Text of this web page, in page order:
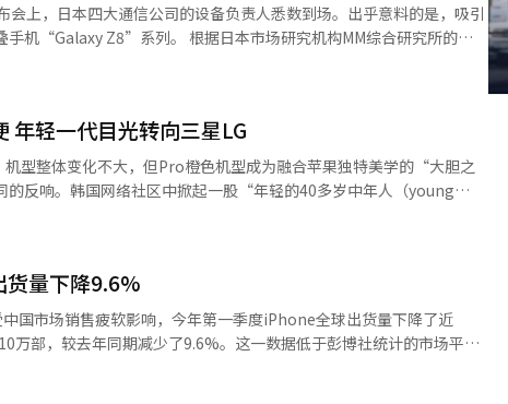
上，日本四大通信公司的设备负责人悉数到场。出乎意料的是，吸引
据日本市场研究机构MM综合研究所的数
智能手机市场中，苹果的市场份额达51.6%，连续四年保持过半。三
虽然排名第三，但在折叠手机市场中却是绝对的第一。MM综合研究
市场份额高达60.4%。在日本出货的每10部折叠手机中，就有6部是
为22.5万部，占整体智能手机的0.9%，但MM综合研究所预计到2028
现场的快速增长迹象也显而易见。KDDI表示，自去年以来，已有越
手机。尽管市场仍然较小，但快速增长的预期，加上三星电子已占据
示，购买Flip或Fold的客户中，来自其他通信公司的用户比例比购买
号码迁移客户的折扣优惠。 折叠手机用户的数据使用量
机用户的数据使用量“在数字上显而易见”。一般智能手机用户在没
看视频，但体验过折叠手机的大屏幕后，用户的想法会有所改变。外
增加，选择无限流量套餐的可能性也随之上升。《日本经济新闻》报
轻一代目光转向三星LG
型整体变化不大，但Pro橙色机型成为融合苹果独特美学的“大胆之
反响。韩国网络社区中掀起一股“年轻的40多岁中年人（young
的T恤、手持橙色iPhone 17的形象广泛传播。二三十多岁年轻一
知正在逐渐崩塌。对于“换手机时会选择哪个品牌”这一问题，
苹果iPhone的仅占40.7%。其余0.3%的受访者则表示会根据品质或
现“结构地震”。自苹果进入韩国以来的15年间，iPhone一直都是年
量下降9.6%
国市场销售疲软影响，今年第一季度iPhone全球出货量下降了近
万部，较去年同期减少了9.6%。这一数据低于彭博社统计的市场平均